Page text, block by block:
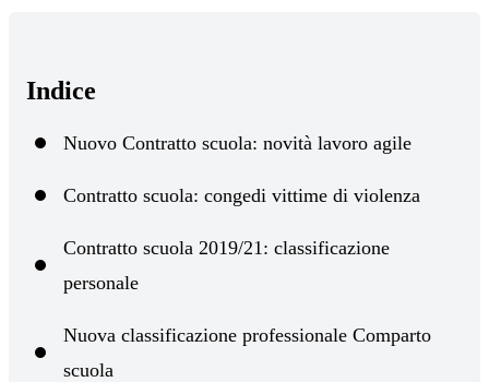
Indice
Nuovo Contratto scuola: novità lavoro agile
Contratto scuola: congedi vittime di violenza
Contratto scuola 2019/21: classificazione
personale
Nuova classificazione professionale Comparto
scuola